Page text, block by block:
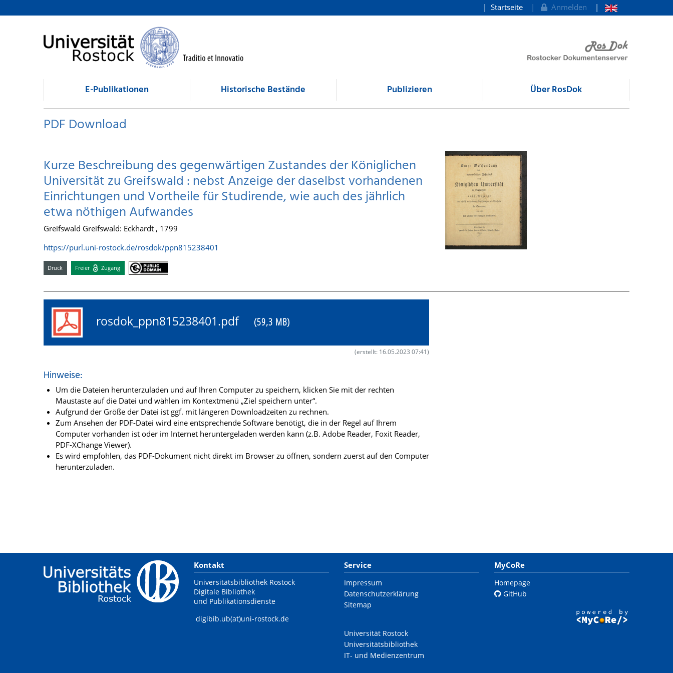
zum Inhalt
Startseite Anmelden
E-Publikationen Historische Bestände Publizieren Über RosDok
PDF Download
Kurze Beschreibung des gegenwärtigen Zustandes der Königlichen
Universität zu Greifswald : nebst Anzeige der daselbst vorhandenen
Einrichtungen und Vortheile für Studirende, wie auch des jährlich
etwa nöthigen Aufwandes
Greifswald Greifswald: Eckhardt , 1799
https://purl.uni-rostock.de/rosdok/ppn815238401
Druck Freier Zugang
rosdok_ppn815238401.pdf (59,3 MB)
(erstellt: 16.05.2023 07:41)
Hinweise:
Um die Dateien herunterzuladen und auf Ihren Computer zu speichern, klicken Sie mit der rechten
Maustaste auf die Datei und wählen im Kontextmenü „Ziel speichern unter“.
Aufgrund der Größe der Datei ist ggf. mit längeren Downloadzeiten zu rechnen.
Zum Ansehen der PDF-Datei wird eine entsprechende Software benötigt, die in der Regel auf Ihrem
Computer vorhanden ist oder im Internet heruntergeladen werden kann (z.B. Adobe Reader, Foxit Reader,
PDF-XChange Viewer).
Es wird empfohlen, das PDF-Dokument nicht direkt im Browser zu öffnen, sondern zuerst auf den Computer
herunterzuladen.
Kontakt
Universitätsbibliothek Rostock
Digitale Bibliothek
und Publikationsdienste
digibib.ub(at)uni-rostock.de
Service
Impressum
Datenschutzerklärung
Sitemap
Universität Rostock
Universitätsbibliothek
IT- und Medienzentrum
MyCoRe
Homepage
GitHub